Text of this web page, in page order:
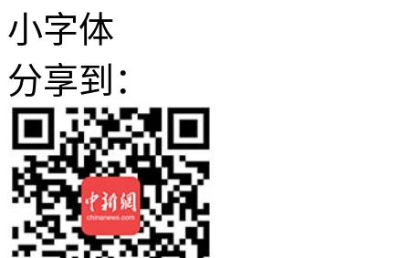
小字体
分享到：